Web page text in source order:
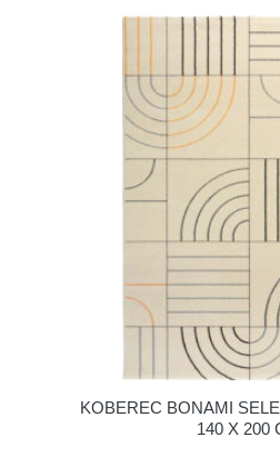
KOBEREC BONAMI
140 X 200